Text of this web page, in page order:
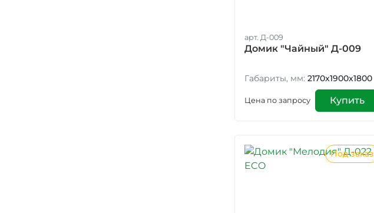
арт. Д-009
Домик "Чайный" Д-009
Габариты, мм: 2170x1900x1800
Цена по запросу Купить
Под заказ